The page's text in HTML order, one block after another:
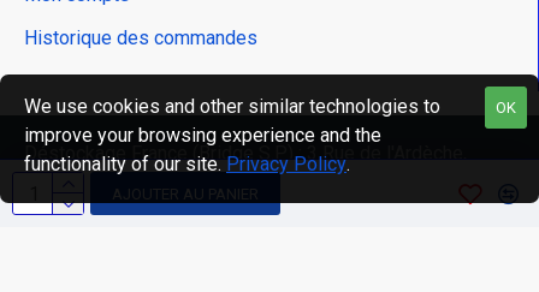
AJOUTER AU PANIER
Historique des commandes
Déstockage France (Bridge S.P) : 3 Rue de l'Ardèche,
67100 Strasbourg , France
OK
We use cookies and other similar technologies to
improve your browsing experience and the
functionality of our site. Privacy Policy.